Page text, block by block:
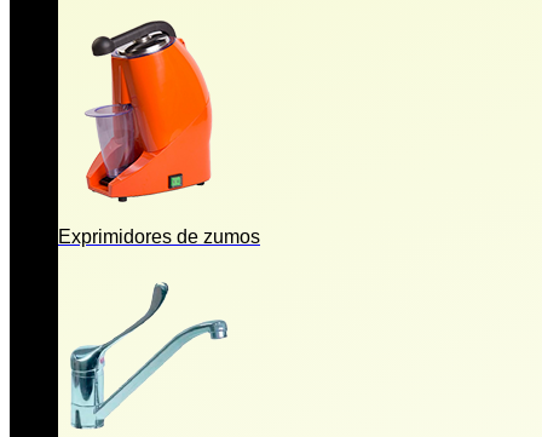
Exprimidores de zumos